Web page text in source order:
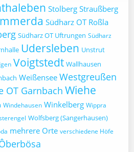
Stolberg Straußberg
Südharz OT Roßla
Südharz OT Uftrungen Südharz
Udersleben Unstrut
Voigtstedt Wallhausen
Weißensee Westgreußen
OT Garnbach Wiehe
Windehausen Winkelberg Wippra
Wolfsberg (Sangerhausen)
mehrere Orte verschiedene Höfe